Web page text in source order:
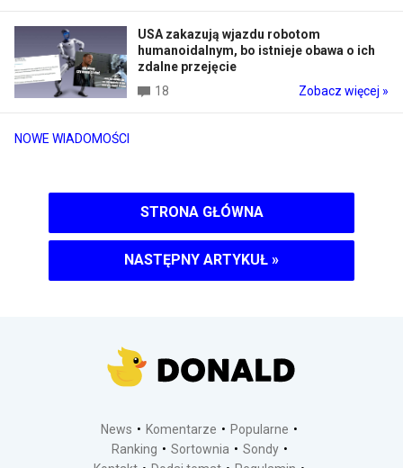
NOWE WIADOMOŚCI
USA zakazują wjazdu robotom
humanoidalnym, bo istnieje obawa o ich
zdalne przejęcie
18
Zobacz więcej »
STRONA GŁÓWNA
NASTĘPNY ARTYKUŁ »
News Komentarze
Popularne
Ranking
Sortownia
Sondy